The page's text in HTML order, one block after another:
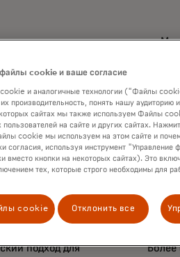
так, как
Мы
подход для
Более
cookie и ваше согласие
и аналогичные технологии ("Файлы
производительность, понять нашу аудиторию
сайтах мы также используем Файлы
пользователей на сайте и других сайтах.
cookie мы используем на этом сайте и
согласия, используя инструмент
вместо кнопки на некоторых сайтах). Это
тех, которые строго необходимы для
cookie Отклонить все